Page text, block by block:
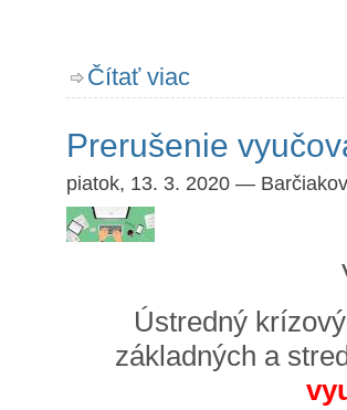
Čítať viac
Prerušenie
piatok, 13. 3. 2020 —
Ústredný
základných a